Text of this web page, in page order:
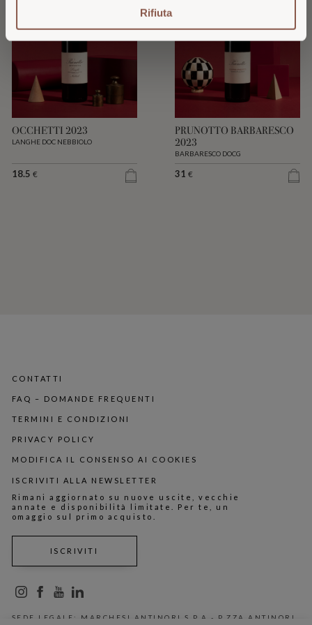
Rifiuta
OCCHETTI 2023
LANGHE DOC NEBBIOLO
18.5 €
PRUNOTTO BARBARESCO
2023
BARBARESCO DOCG
31€
CONTATTI
FAQ – DOMANDE FREQUENTI
TERMINI E CONDIZIONI
PRIVACY POLICY
MODIFICA IL CONSENSO AI COOKIES
ISCRIVITI ALLA NEWSLETTER
Rimani aggiornato su nuove uscite, vecchie
annate e disponibilità limitate. Per te, un
omaggio sul primo acquisto.
ISCRIVITI
SEDE LEGALE: MARCHESI ANTINORI S.P.A - P.ZZA ANTINORI,